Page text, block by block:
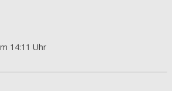
14:11 Uhr